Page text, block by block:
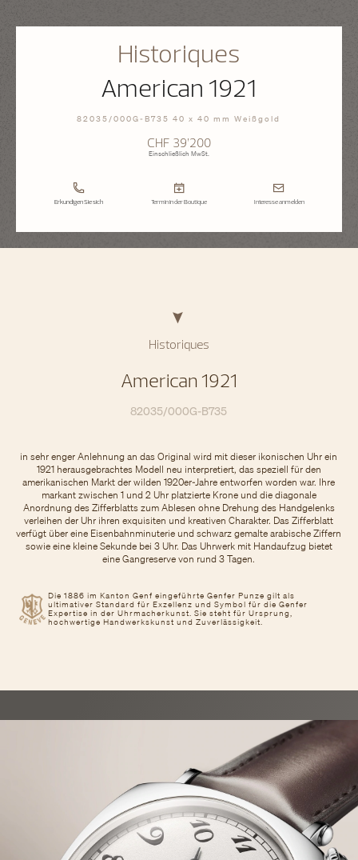
Historiques
American 1921
82035/000G-B735 40 x 40 mm Weißgold
CHF 39’200
Einschließlich MwSt.
Erkundigen Sie sich Termin in der Boutique Interesse anmelden
Historiques
American 1921
82035/000G-B735
Die 1886 im Kanton Genf eingeführte Genfer Punze gilt als
ultimativer Standard für Exzellenz und Symbol für die Genfer
Expertise in der Uhrmacherkunst. Sie steht für Ursprung,
hochwertige Handwerkskunst und Zuverlässigkeit.
in sehr enger Anlehnung an das Original wird mit dieser ikonischen Uhr ein
1921 herausgebrachtes Modell neu interpretiert, das speziell für den
amerikanischen Markt der wilden 1920er-Jahre entworfen worden war. Ihre
markant zwischen 1 und 2 Uhr platzierte Krone und die diagonale
Anordnung des Zifferblatts zum Ablesen ohne Drehung des Handgelenks
verleihen der Uhr ihren exquisiten und kreativen Charakter. Das Zifferblatt
verfügt über eine Eisenbahnminuterie und schwarz gemalte arabische Ziffern
sowie eine kleine Sekunde bei 3 Uhr. Das Uhrwerk mit Handaufzug bietet
eine Gangreserve von rund 3 Tagen.